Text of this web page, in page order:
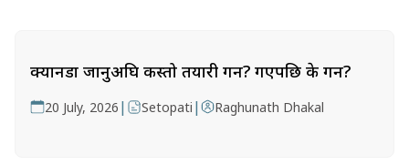
क्यानडा जानुअघि कस्तो तयारी गर्ने? गएपछि के गर्ने?
20 July, 2026 | Setopati | Raghunath Dhakal